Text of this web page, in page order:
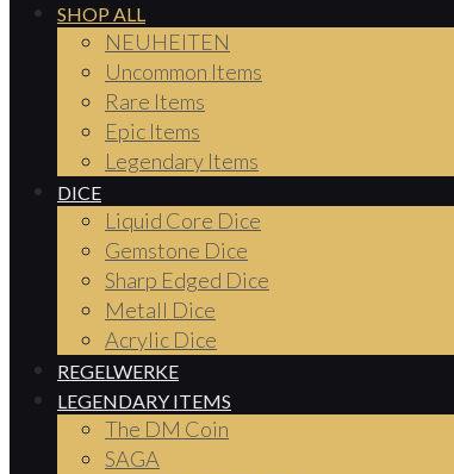
SHOP ALL
NEUHEITEN
Uncommon Items
Rare Items
Epic Items
Legendary Items
DICE
Liquid Core Dice
Gemstone Dice
Sharp Edged Dice
Metall Dice
Acrylic Dice
REGELWERKE
LEGENDARY ITEMS
The DM Coin
SAGA